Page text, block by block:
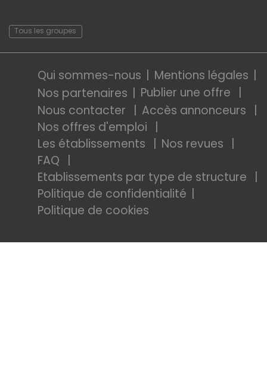
Tous les groupes
Qui sommes-nous
Mentions légales
Nos partenaires
Publier une offre
Nous contacter
Accès annonceurs
Nos offres d'emploi
Les établissements
Nos revues
FAQ
Etablissements par type de structure
Politique de confidentialité
Politique de cookies